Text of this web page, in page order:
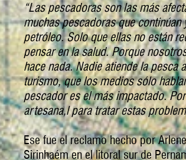
“Las pescadoras son las más
muchas pescadoras que
petróleo. Solo que ellas no están
pensar en la salud. Porque
hace nada. Nadie atiende la
turismo, que los medios sólo
pescador es el más impactado.
artesana,l para tratar estas
Ese fue el reclamo hecho por
Sirinhaém en el litoral sur de